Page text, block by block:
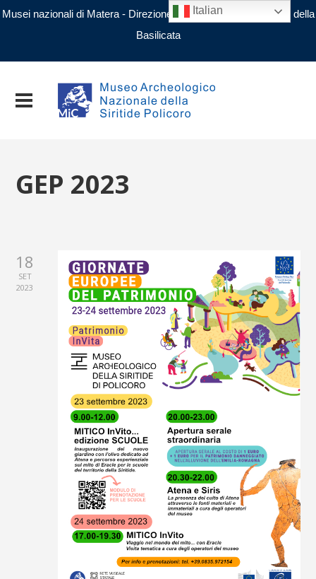
Musei nazionali di Matera - Direzione regionale Musei nazionali della
Basilicata
GEP 2023
18
SET
2023
Italian